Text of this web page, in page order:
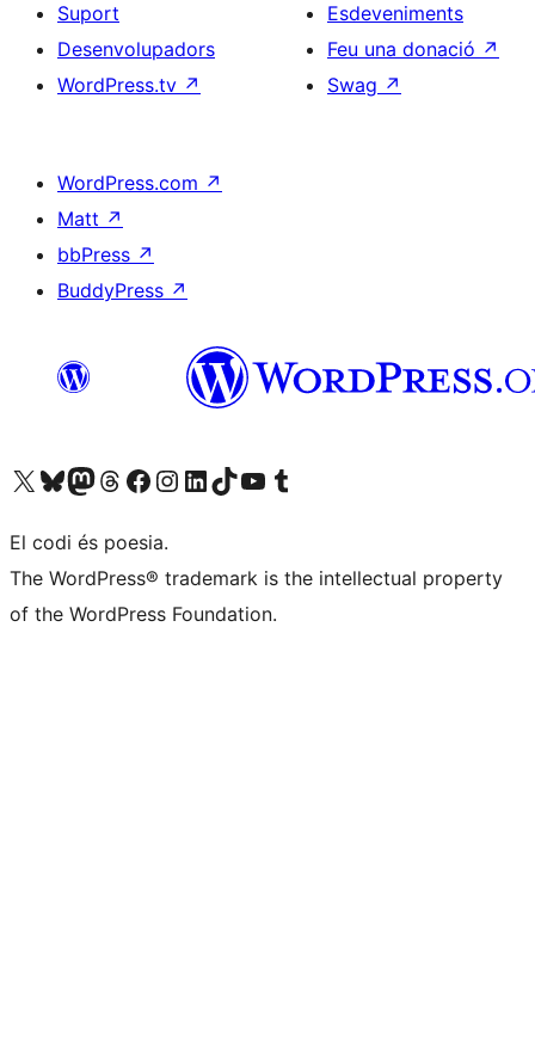
Suport
Desenvolupadors
WordPress.tv ↗
Esdeveniments
Feu una donació ↗
Swag ↗
WordPress.com ↗
Matt ↗
bbPress ↗
BuddyPress ↗
Visiteu el nostre compte X (abans Twitter)
Visiteu el nostre compte de Bluesky
Visiteu el nostre compte al Mastodon
Visiteu el nostre compte de Threads
Visiteu la nostra pàgina al Facebook
Visiteu el nostre compte d'Instagram
Visiteu el nostre compte de LinkedIn
Visiteu el nostre compte de TikTok
Visiteu el nostre canal al YouTube
Visiteu el nostre compte de Tumblr
El codi és poesia.
The WordPress® trademark is the intellectual property
of the WordPress Foundation.